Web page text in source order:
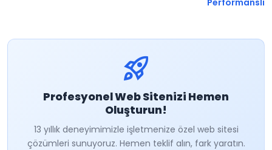
Performanslı
rocket_launch
Profesyonel Web Sitenizi Hemen
Oluşturun!
13 yıllık deneyimimizle işletmenize özel web sitesi
çözümleri sunuyoruz. Hemen teklif alın, fark yaratın.